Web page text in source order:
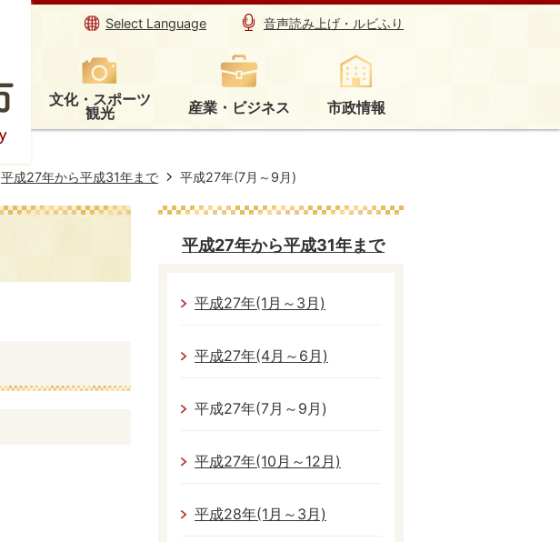
Select Language 音声読み上げ・ルビふり
文化・スポーツ
観光 産業・ビジネス 市政情報
平成27年から平成31年まで 平成27年(7月～9月)
平成27年から平成31年まで
平成27年(1月～3月)
平成27年(4月～6月)
平成27年(7月～9月)
平成27年(10月～12月)
平成28年(1月～3月)